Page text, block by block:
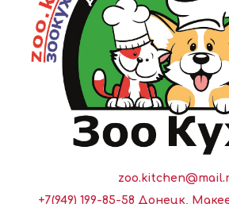
+7(949) 199-85-58 Донецк,